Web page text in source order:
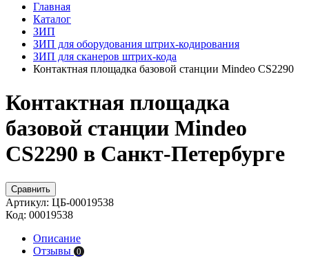
Главная
Каталог
ЗИП
ЗИП для оборудования штрих-кодирования
ЗИП для сканеров штрих-кода
Контактная площадка базовой станции Mindeo CS2290
Контактная площадка
базовой станции Mindeo
CS2290 в Санкт-Петербурге
Сравнить
Артикул: ЦБ-00019538
Код: 00019538
Описание
Отзывы 0